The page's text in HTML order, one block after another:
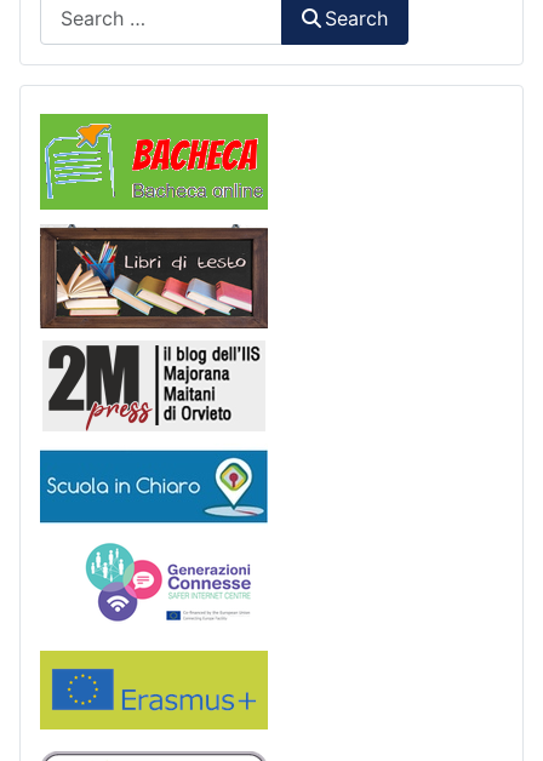
Search
Libri di Testo
Scuola in chiaro
Erasmus+